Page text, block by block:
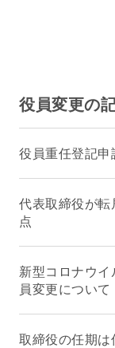
役員変更の
役員重任登記申
代表取締役が
点
新型コロナウ
員変更について
取締役の任期